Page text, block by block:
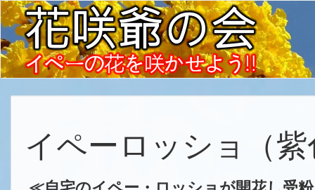
イペーロッショ（